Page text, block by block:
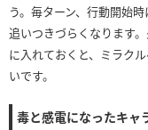
う。毎ターン、行動開始
追いつきづらくなります
に入れておくと、ミラク
いです。
毒と感電になったキャ